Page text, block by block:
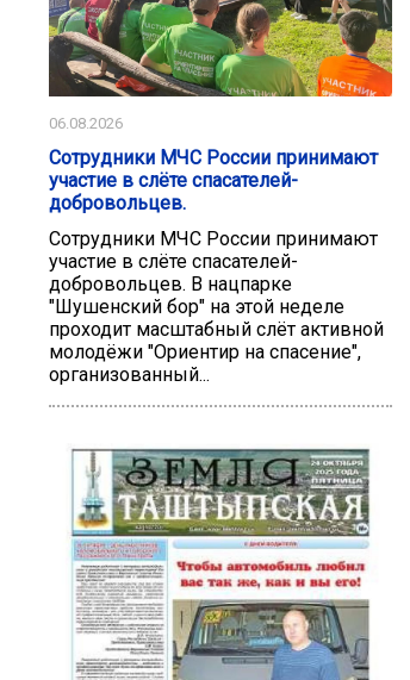
06.08.2026
Сотрудники МЧС России принимают
участие в слёте спасателей-
добровольцев.
Сотрудники МЧС России принимают
участие в слёте спасателей-
добровольцев. В нацпарке
"Шушенский бор" на этой неделе
проходит масштабный слёт активной
молодёжи "Ориентир на спасение",
организованный...